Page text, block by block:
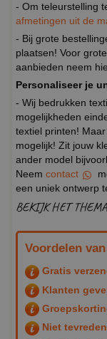
- Om teleurstelling
afmetingen uit de
- Bij grote
plaatsen! Voor
aanbieden neem
Personaliseer je
- Wij bedrukken
mogelijkheden
textiel printen!
mogelijk! Zit jouw
ander model
Neem contact
een uniek ontwerp
BEKIJK HET
Voordelen
Gratis
Klanten
Niet